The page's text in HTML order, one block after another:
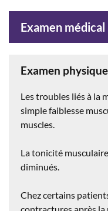
Examen médical
Examen physique
Les troubles liés à la
simple faiblesse
muscles.
La tonicité
diminués.
Chez certains